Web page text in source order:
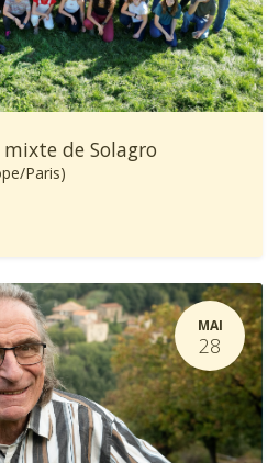
de Solagro
Paris)
MAI
28